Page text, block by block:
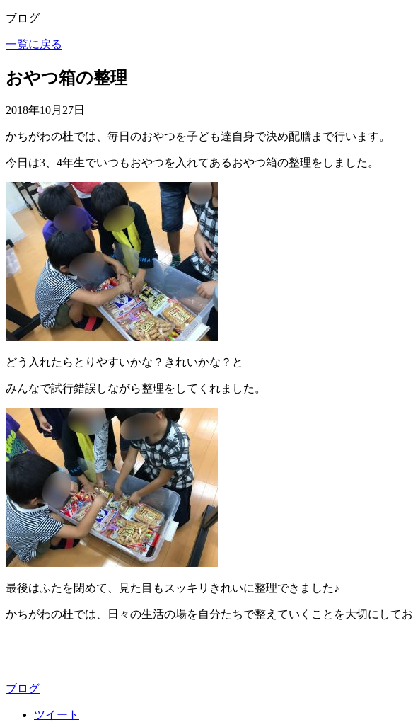
ブログ
一覧に戻る
おやつ箱の整理
2018年10月27日
かちがわの杜では、毎日のおやつを子ども達自身で決め配膳まで行います。
今日は3、4年生でいつもおやつを入れてあるおやつ箱の整理をしました。
どう入れたらとりやすいかな？きれいかな？と
みんなで試行錯誤しながら整理をしてくれました。
最後はふたを閉めて、見た目もスッキリきれいに整理できました♪
かちがわの杜では、日々の生活の場を自分たちで整えていくことを大切にしてお
ブログ
ツイート